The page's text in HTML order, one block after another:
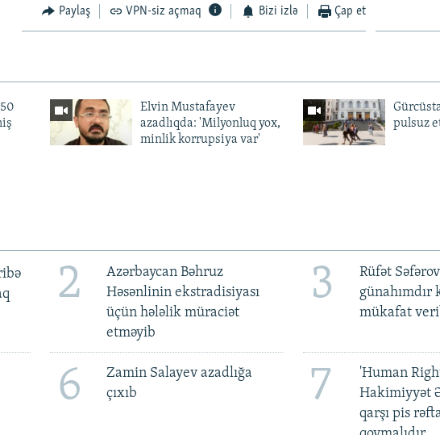
Paylaş VPN-siz açmaq Bizi izlə Çap et
Elvin Mustafayev
azadlıqda: 'Milyonluq yox,
minlik korrupsiya var'
pulsuz
2
Azərbaycan Bəhruz
Həsənlinin ekstradisiyası
üçün hələlik müraciət
etməyib
3
Rüfət
günahımdır
mükafat
6
Zamin Salayev azadlığa
çıxıb
7
'Human
Hakimiyyət
qarşı pis